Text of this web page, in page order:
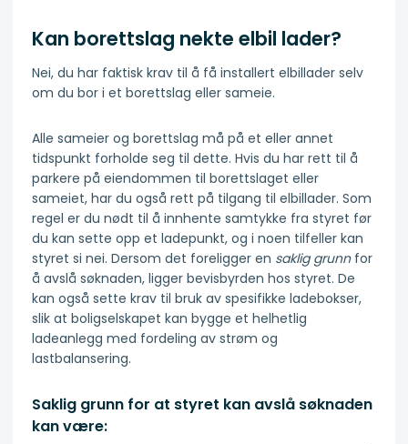
Kan borettslag nekte elbil lader?
Nei, du har faktisk krav til å få installert elbillader selv
om du bor i et borettslag eller sameie.
Alle sameier og borettslag må på et eller annet
tidspunkt forholde seg til dette. Hvis du har rett til å
parkere på eiendommen til borettslaget eller
sameiet, har du også rett på tilgang til elbillader. Som
regel er du nødt til å innhente samtykke fra styret før
du kan sette opp et ladepunkt, og i noen tilfeller kan
styret si nei. Dersom det foreligger en saklig grunnfor
å avslå søknaden, ligger bevisbyrden hos styret. De
kan også sette krav til bruk av spesifikke ladebokser,
slik at boligselskapet kan bygge et helhetlig
ladeanlegg med fordeling av strøm og
lastbalansering.
Saklig grunn for at styret kan avslå søknaden
kan være: